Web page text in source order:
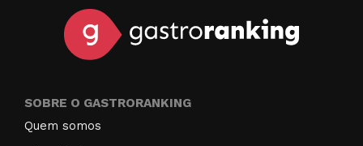
SOBRE O GASTRORANKING
Quem somos